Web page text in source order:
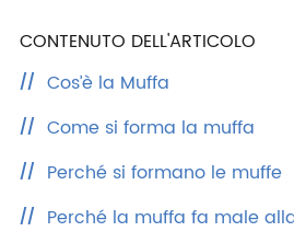
CONTENUTO DELL'ARTICOLO
Cos’è la Muffa
Come si forma la muffa
Perché si formano le muffe
Perché la muffa fa male